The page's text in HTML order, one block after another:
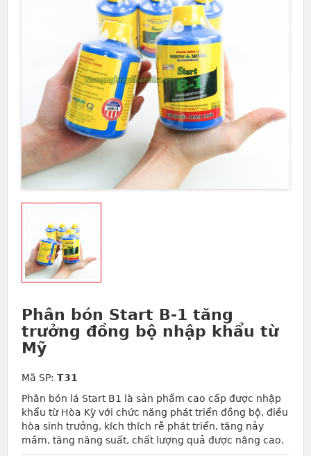
Phân bón Start B-1 tăng
trưởng đồng bộ nhập khẩu từ
Mỹ
Mã SP: T31
Phân bón lá Start B1 là sản phẩm cao cấp được nhập
khẩu từ Hòa Kỳ với chức năng phát triển đồng bộ, điều
hòa sinh trưởng, kích thích rễ phát triển, tăng nảy
mầm, tăng năng suất, chất lượng quả được nâng cao.